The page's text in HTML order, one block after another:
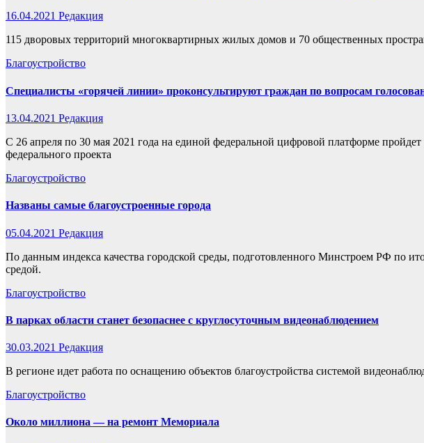
16.04.2021 Редакция
115 дворовых территорий многоквартирных жилых домов и 70 общественных
Благоустройство
Специалисты «горячей линии» проконсультируют граждан по вопросам
13.04.2021 Редакция
С 26 апреля по 30 мая 2021 года на единой федеральной цифровой платформе
федерального проекта
Благоустройство
Названы самые благоустроенные города
05.04.2021 Редакция
По данным индекса качества городской среды, подготовленного Минстроем РФ по
средой.
Благоустройство
В парках области станет безопаснее с круглосуточным видеонаблюдением
30.03.2021 Редакция
В регионе идет работа по оснащению объектов благоустройства системой
Благоустройство
Около миллиона — на ремонт Мемориала